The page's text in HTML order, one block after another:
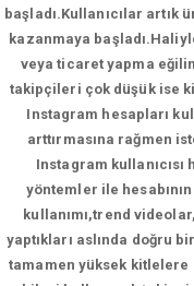
başladı.Kullanıcılar artık
kazanmaya
veya ticaret yapma
takipçileri çok düşük ise
Instagram hesapları
arttırmasına rağmen
Instagram
yöntemler ile
kullanımı,trend
yaptıkları aslında doğru
tamamen yüksek kitlelere